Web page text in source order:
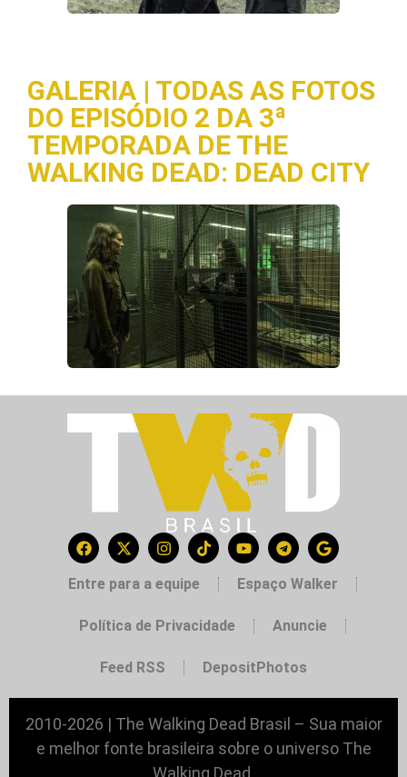
GALERIA | TODAS AS FOTOS
DO EPISÓDIO 2 DA 3ª
TEMPORADA DE THE
WALKING DEAD: DEAD CITY
Entre para a equipe Espaço Walker
Política de Privacidade Anuncie
Feed RSS DepositPhotos
2010-2026 | The Walking Dead Brasil – Sua maior
e melhor fonte brasileira sobre o universo The
Walking Dead.